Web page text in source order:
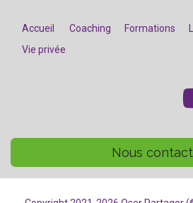
Accueil Coaching Formations
Vie privée
Nous